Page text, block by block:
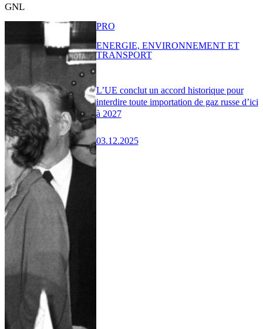
GNL
L’UE conclut un accord historique pour
interdire toute importation de gaz russe d’ici
à 2027
03.12.2025
PRO
ENERGIE, ENVIRONNEMENT ET
TRANSPORT